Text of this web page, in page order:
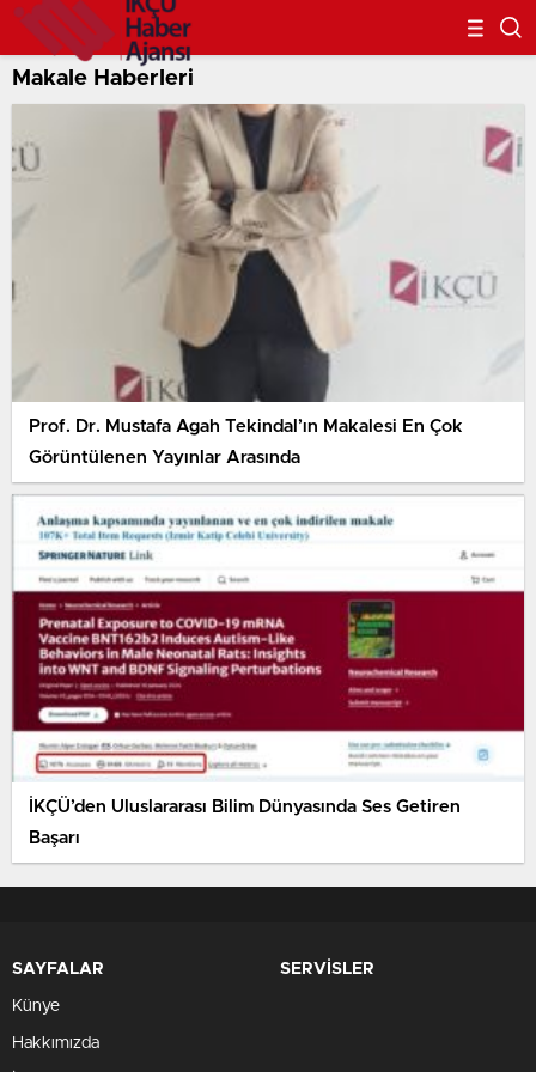
Makale Haberleri
Prof. Dr. Mustafa Agah Tekindal’ın Makalesi En Çok
Görüntülenen Yayınlar Arasında
İKÇÜ’den Uluslararası Bilim Dünyasında Ses Getiren
Başarı
SAYFALAR
Künye
Hakkımızda
SERVİSLER